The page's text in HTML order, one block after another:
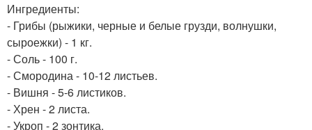
Ингредиенты:
- Грибы (рыжики, черные и белые грузди, волнушки,
сыроежки) - 1 кг.
- Соль - 100 г.
- Смородина - 10-12 листьев.
- Вишня - 5-6 листиков.
- Хрен - 2 листа.
- Укроп - 2 зонтика.